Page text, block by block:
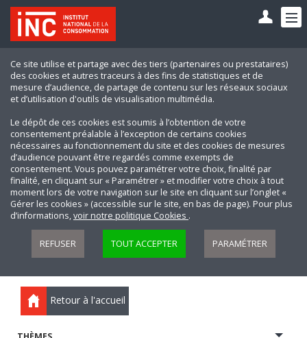
Ce site utilise et partage avec des tiers (partenaires ou prestataires)
des cookies et autres traceurs à des fins de statistiques et de
mesure d’audience, de partage de contenu sur les réseaux sociaux
et d’utilisation d'outils de visualisation multimédia.
Le dépôt de ces cookies est soumis à l’obtention de votre
consentement préalable à l’exception de certains cookies
nécessaires au fonctionnement du site et des cookies de mesures
d’audience pouvant être regardés comme exempts de
consentement. Vous pouvez paramétrer votre choix, finalité par
finalité, en cliquant sur « Paramétrer » et modifier votre choix à tout
moment lors de votre navigation sur le site en cliquant sur l’onglet «
Gérer les cookies » (accessible sur le site, en bas de page). Pour plus
d’informations,voir notre politique Cookies .
REFUSER TOUT ACCEPTER PARAMÉTRER
Retour à l'accueil